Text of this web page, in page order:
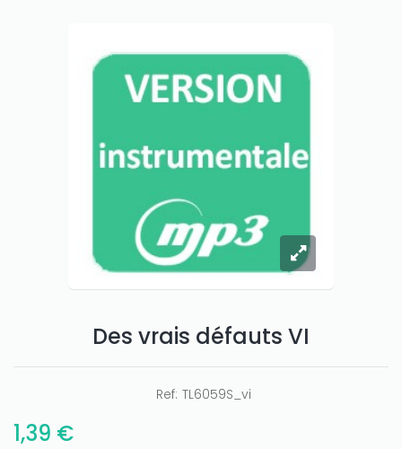
Des vrais défauts VI
Ref: TL6059S_vi
1,39 €